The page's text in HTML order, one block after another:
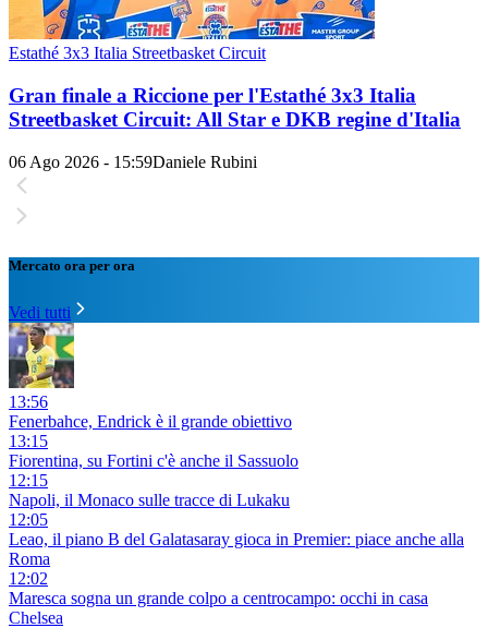
Estathé 3x3 Italia Streetbasket Circuit
Gran finale a Riccione per l'Estathé 3x3 Italia
Streetbasket Circuit: All Star e DKB regine d'Italia
06 Ago 2026 - 15:59Daniele Rubini
Mercato ora per ora
Vedi tutti
13:56
Fenerbahce, Endrick è il grande obiettivo
13:15
Fiorentina, su Fortini c'è anche il Sassuolo
12:15
Napoli, il Monaco sulle tracce di Lukaku
12:05
Leao, il piano B del Galatasaray gioca in Premier: piace anche alla
Roma
12:02
Maresca sogna un grande colpo a centrocampo: occhi in casa
Chelsea